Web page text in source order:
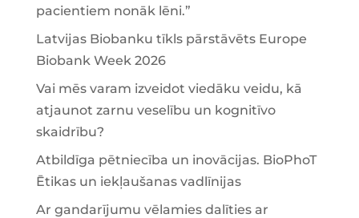
pacientiem nonāk lēni.”
Latvijas Biobanku tīkls pārstāvēts Europe
Biobank Week 2026
Vai mēs varam izveidot viedāku veidu, kā
atjaunot zarnu veselību un kognitīvo
skaidrību?
Atbildīga pētniecība un inovācijas. BioPhoT
Ētikas un iekļaušanas vadlīnijas
Ar gandarījumu vēlamies dalīties ar